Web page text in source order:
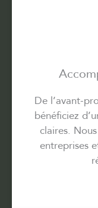
De l’avant-
bénéficiez
claires.
entreprises